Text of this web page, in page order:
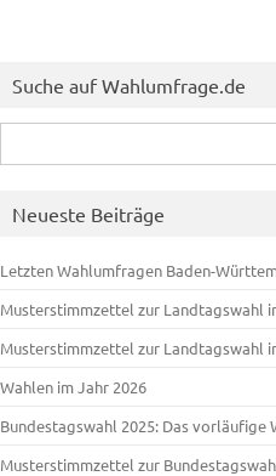
Suche auf Wahlumfrage.de
nach:
Neueste Beiträge
Letzten Wahlumfragen Baden-
Musterstimmzettel zur Landtagswahl
Musterstimmzettel zur Landtagswahl
Wahlen im Jahr 2026
Bundestagswahl 2025: Das vorläufige
Musterstimmzettel zur